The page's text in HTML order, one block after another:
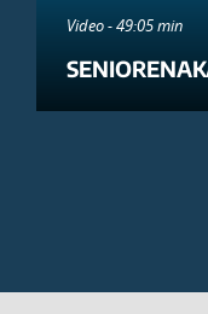
Video - 49:05 min